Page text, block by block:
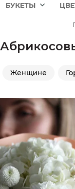
БУКЕТЫ
Женщине